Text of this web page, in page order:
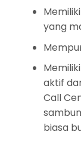
yang
aktif
Call
biasa